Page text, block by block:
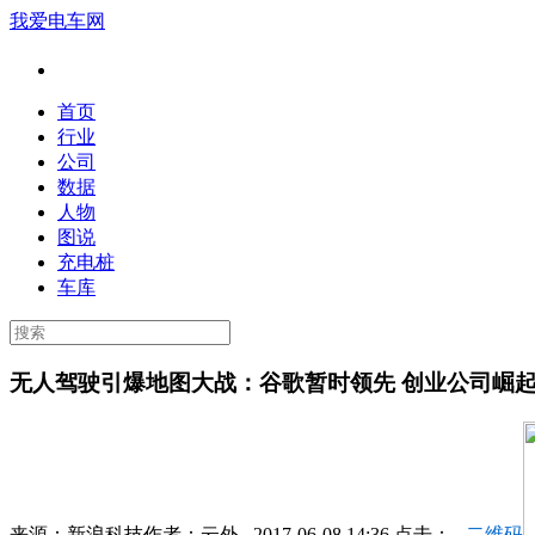
我爱电车网
首页
行业
公司
数据
人物
图说
充电桩
车库
无人驾驶引爆地图大战：谷歌暂时领先 创业公司崛